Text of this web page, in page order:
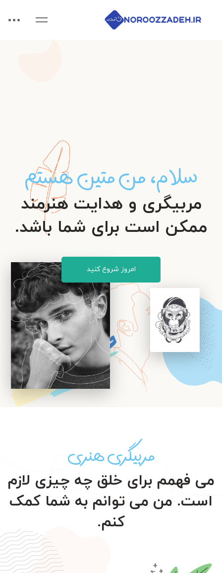
سلام، من متین هستم
مربیگری و هدایت هنرمند
ممکن است برای شما باشد.
امروز شروع کنید
مربیگری هنری
می فهمم برای خلق چه چیزی لازم
است. من می توانم به شما کمک
کنم.